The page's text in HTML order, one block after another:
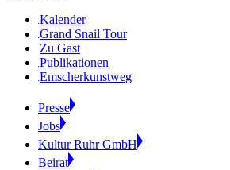
Kalender
Grand Snail Tour
Zu Gast
Publikationen
Emscherkunstweg
Presse
Jobs
Kultur Ruhr GmbH
Beirat